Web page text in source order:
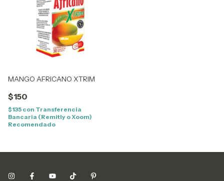
MANGO AFRICANO XTRIM
$150
$135 con Transferencia
Bancaria (Remitly o Xoom)
Recomendado